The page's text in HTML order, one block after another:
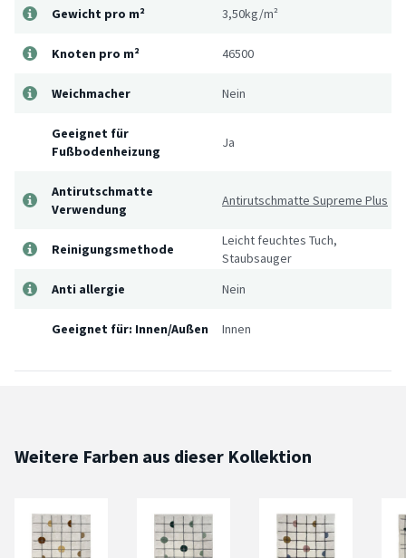
Gewicht pro m² 3,50kg/m²
Knoten pro m² 46500
Weichmacher Nein
Geeignet für
Fußbodenheizung
Ja
Antirutschmatte
Verwendung
Antirutschmatte Supreme Plus
Reinigungsmethode
Leicht feuchtes Tuch,
Staubsauger
Anti allergie
Nein
Geeignet für: Innen/Außen Innen
Weitere Farben aus dieser Kollektion